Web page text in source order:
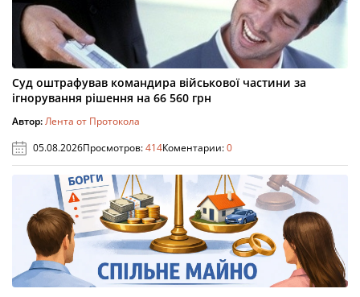
Суд оштрафував командира військової частини за
ігнорування рішення на 66 560 грн
Автор:Лента от Протокола
05.08.2026Просмотров:414Коментарии:0